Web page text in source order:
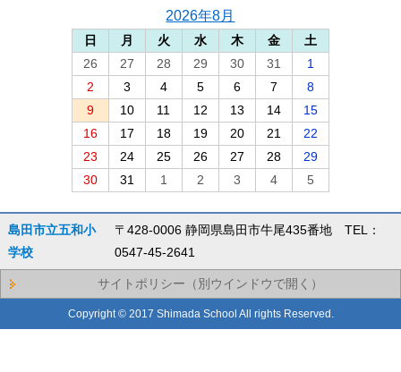
2026年8月
日 月 火 水 木 金
土
26
27 28 29 30 31
1
2
3 4 5 6 7
8
9
10 11 12 13 14
15
16
17 18 19 20 21
22
23
24 25 26 27 28
29
30
31 1 2 3 4 5
島田市立五和小
学校
〒428-0006 静岡県島田市牛尾435番地 TEL：
0547-45-2641
サイトポリシー（別ウインドウで開く）
Copyright © 2017 Shimada School All rights Reserved.